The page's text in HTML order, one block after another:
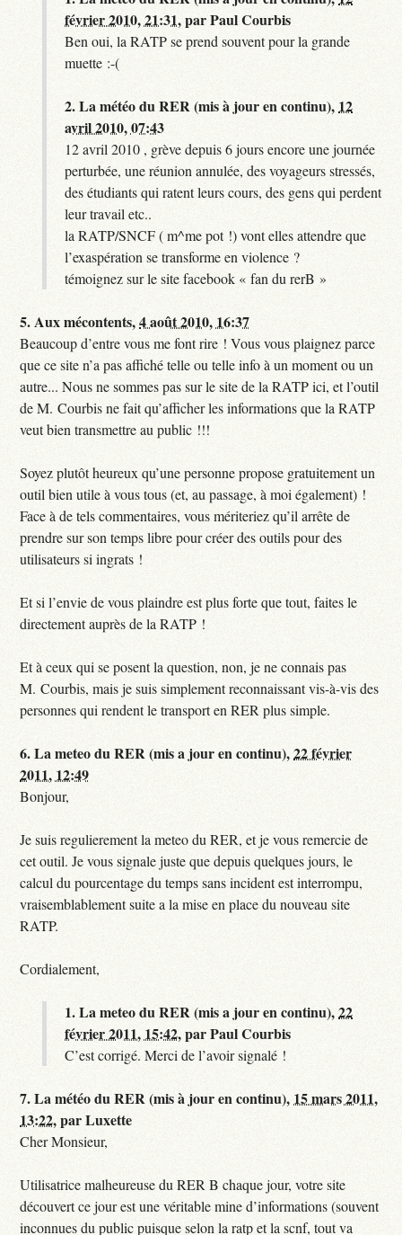
février 2010, 21:31,parPaul Courbis
Ben oui, la RATP se prend souvent pour la grande
muette :-(
2.La météo du RER (mis à jour en continu), 12
avril 2010, 07:43
12 avril 2010 , grève depuis 6 jours encore une journée
perturbée, une réunion annulée, des voyageurs stressés,
des étudiants qui ratent leurs cours, des gens qui perdent
leur travail etc..
la RATP/SNCF ( m^me pot !) vont elles attendre que
l’exaspération se transforme en violence ?
témoignez sur le site facebook « fan du rerB »
5.Aux mécontents,4 août 2010, 16:37
Beaucoup d’entre vous me font rire ! Vous vous plaignez parce
que ce site n’a pas affiché telle ou telle info à un moment ou un
autre... Nous ne sommes pas sur le site de la RATP ici, et l’outil
de M. Courbis ne fait qu’afficher les informations que la RATP
veut bien transmettre au public !!!
Soyez plutôt heureux qu’une personne propose gratuitement un
outil bien utile à vous tous (et, au passage, à moi également) !
Face à de tels commentaires, vous mériteriez qu’il arrête de
prendre sur son temps libre pour créer des outils pour des
utilisateurs si ingrats !
Et si l’envie de vous plaindre est plus forte que tout, faites le
directement auprès de la RATP !
Et à ceux qui se posent la question, non, je ne connais pas
M. Courbis, mais je suis simplement reconnaissant vis-à-vis des
personnes qui rendent le transport en RER plus simple.
6.La meteo du RER (mis a jour en continu),22 février
2011, 12:49
Bonjour,
Je suis regulierement la meteo du RER, et je vous remercie de
cet outil. Je vous signale juste que depuis quelques jours, le
calcul du pourcentage du temps sans incident est interrompu,
vraisemblablement suite a la mise en place du nouveau site
RATP.
Cordialement,
1.La meteo du RER (mis a jour en continu),22
février 2011, 15:42,parPaul Courbis
C’est corrigé. Merci de l’avoir signalé !
7.La météo du RER (mis à jour en continu), 15 mars 2011,
13:22,parLuxette
Cher Monsieur,
Utilisatrice malheureuse du RER B chaque jour, votre site
découvert ce jour est une véritable mine d’informations (souvent
inconnues du public puisque selon la ratp et la scnf, tout va